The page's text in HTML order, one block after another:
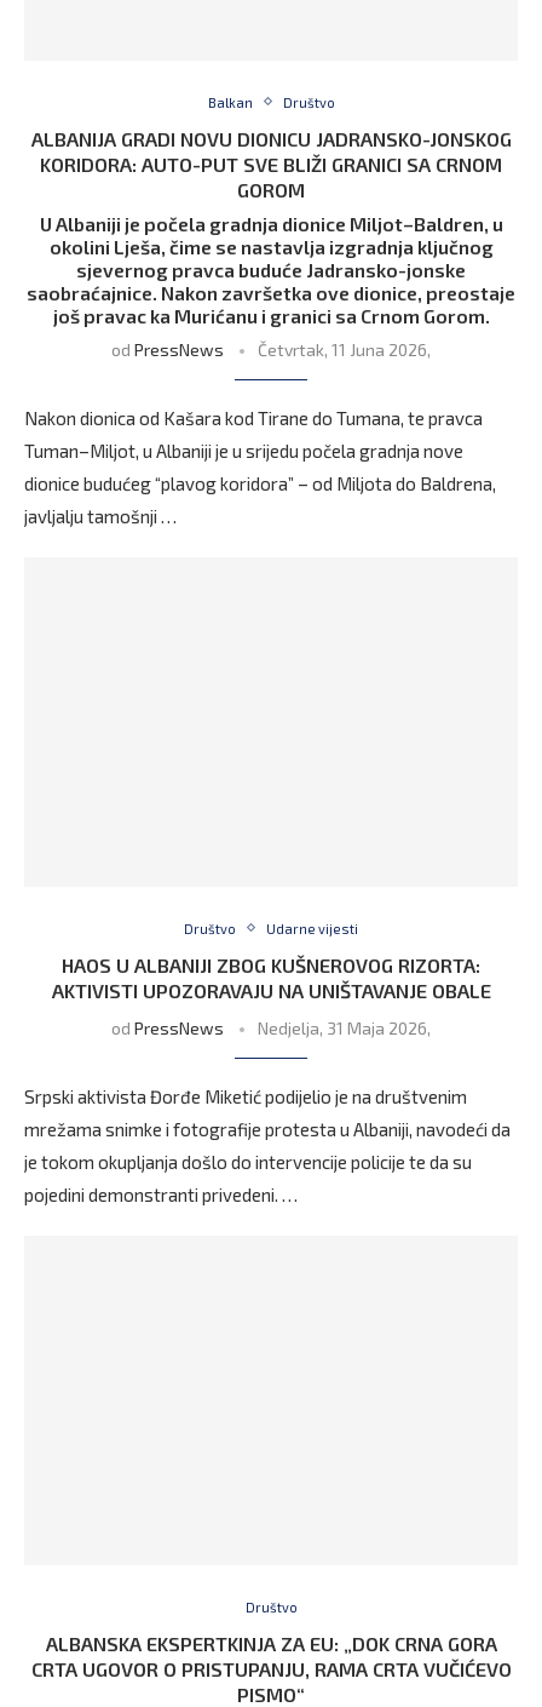
Balkan Društvo
ALBANIJA GRADI NOVU DIONICU JADRANSKO-JONSKOG
KORIDORA: AUTO-PUT SVE BLIŽI GRANICI SA CRNOM
GOROM
U Albaniji je počela gradnja dionice Miljot–Baldren, u
okolini Lješa, čime se nastavlja izgradnja ključnog
sjevernog pravca buduće Jadransko-jonske
saobraćajnice. Nakon završetka ove dionice, preostaje
još pravac ka Murićanu i granici sa Crnom Gorom.
od PressNews Četvrtak, 11 Juna 2026,
Nakon dionica od Kašara kod Tirane do Tumana, te pravca
Tuman–Miljot, u Albaniji je u srijedu počela gradnja nove
dionice budućeg “plavog koridora” – od Miljota do Baldrena,
javljalju tamošnji …
Društvo Udarne vijesti
HAOS U ALBANIJI ZBOG KUŠNEROVOG RIZORTA:
AKTIVISTI UPOZORAVAJU NA UNIŠTAVANJE OBALE
od PressNews Nedjelja, 31 Maja 2026,
Srpski aktivista Đorđe Miketić podijelio je na društvenim
mrežama snimke i fotografije protesta u Albaniji, navodeći da
je tokom okupljanja došlo do intervencije policije te da su
pojedini demonstranti privedeni. …
Društvo
ALBANSKA EKSPERTKINJA ZA EU: „DOK CRNA GORA
CRTA UGOVOR O PRISTUPANJU, RAMA CRTA VUČIĆEVO
PISMO“